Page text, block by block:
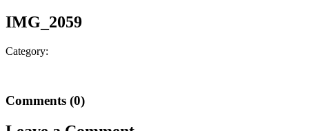
IMG_2059
Category:
Comments (0)